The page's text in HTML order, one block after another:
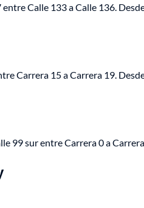
Calle 133 a Calle 136.
Carrera 15 a Carrera 19.
99 sur entre Carrera 0 a